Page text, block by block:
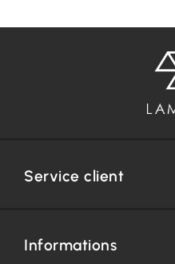
Service client
Informations